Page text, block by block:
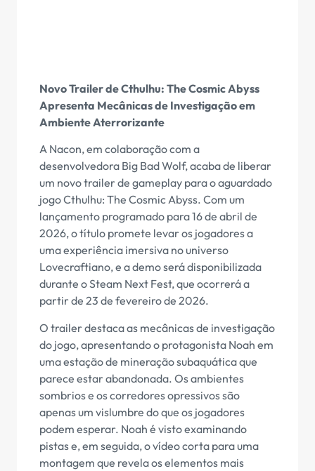
Novo Trailer de Cthulhu: The Cosmic Abyss
Apresenta Mecânicas de Investigação em
Ambiente Aterrorizante
A Nacon, em colaboração com a
desenvolvedora Big Bad Wolf, acaba de liberar
um novo trailer de gameplay para o aguardado
jogo Cthulhu: The Cosmic Abyss. Com um
lançamento programado para 16 de abril de
2026, o título promete levar os jogadores a
uma experiência imersiva no universo
Lovecraftiano, e a demo será disponibilizada
durante o Steam Next Fest, que ocorrerá a
partir de 23 de fevereiro de 2026.
O trailer destaca as mecânicas de investigação
do jogo, apresentando o protagonista Noah em
uma estação de mineração subaquática que
parece estar abandonada. Os ambientes
sombrios e os corredores opressivos são
apenas um vislumbre do que os jogadores
podem esperar. Noah é visto examinando
pistas e, em seguida, o vídeo corta para uma
montagem que revela os elementos mais